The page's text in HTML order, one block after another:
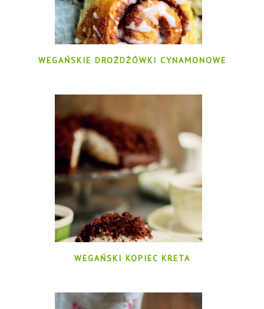
WEGAŃSKIE DROŻDŻÓWKI CYNAMONOWE
WEGAŃSKI KOPIEC KRETA